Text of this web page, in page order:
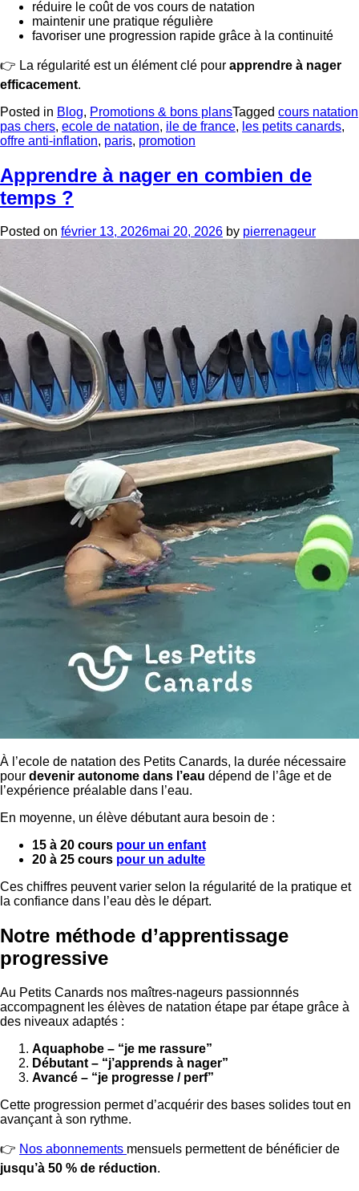
réduire le coût de vos cours de natation
maintenir une pratique régulière
favoriser une progression rapide grâce à la continuité
👉 La régularité est un élément clé pour apprendre à nager
efficacement.
Posted in Blog, Promotions & bons plansTagged cours natation
pas chers, ecole de natation, ile de france, les petits canards,
offre anti-inflation, paris, promotion
Apprendre à nager en combien de
temps ?
Posted on février 13, 2026mai 20, 2026 by pierrenageur
À l’ecole de natation des Petits Canards, la durée nécessaire
pour devenir autonome dans l’eau dépend de l’âge et de
l’expérience préalable dans l’eau.
En moyenne, un élève débutant aura besoin de :
15 à 20 cours pour un enfant
20 à 25 cours pour un adulte
Ces chiffres peuvent varier selon la régularité de la pratique et
la confiance dans l’eau dès le départ.
Notre méthode d’apprentissage
progressive
Au Petits Canards nos maîtres-nageurs passionnnés
accompagnent les élèves de natation étape par étape grâce à
des niveaux adaptés :
Aquaphobe – “je me rassure”
Débutant – “j’apprends à nager”
Avancé – “je progresse / perf”
Cette progression permet d’acquérir des bases solides tout en
avançant à son rythme.
👉 Nos abonnements mensuels permettent de bénéficier de
jusqu’à 50 % de réduction.